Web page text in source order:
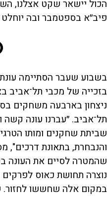
הכול יישאר שקט אצלנו,
פיב״א בספטמבר ובה
בשבוע שעבר הסתיימה
ניצחון בארבעה משחקים
תל־אביב. ״עברנו עונה
שביתת שחקנים ומותו
והנבחרת, בתאונת דרכים",
שהמטרה לסיים את העונה
נוצרה תחושת כאוס לפרקים
במקום אלה שחששו לחזור.